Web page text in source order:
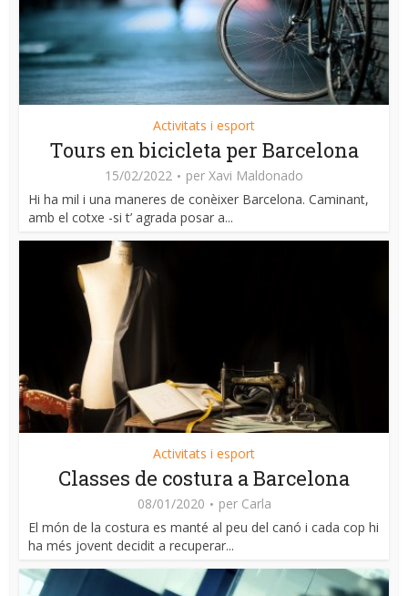
Activitats i esport
Tours en bicicleta per Barcelona
15/02/2022 per Xavi Maldonado
Hi ha mil i una maneres de conèixer Barcelona. Caminant,
amb el cotxe -si t’ agrada posar a...
Activitats i esport
Classes de costura a Barcelona
08/01/2020 per Carla
El món de la costura es manté al peu del canó i cada cop hi
ha més jovent decidit a recuperar...